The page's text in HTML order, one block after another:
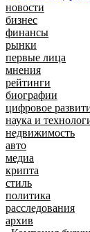
новости
бизнес
финансы
рынки
первые лица
мнения
рейтинги
биографии
цифровое
наука и
недвижимость
авто
медиа
крипта
стиль
политика
расследования
архив